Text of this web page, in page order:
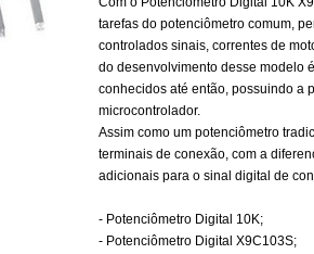
tarefas do potenciômetro comum,
controlados sinais, correntes de
do desenvolvimento desse modelo
conhecidos até então, possuindo a
microcontrolador.
Assim como um potenciômetro
terminais de conexão, com a
adicionais para o sinal digital de
- Potenciômetro Digital 10K;
- Potenciômetro Digital X9C103S;